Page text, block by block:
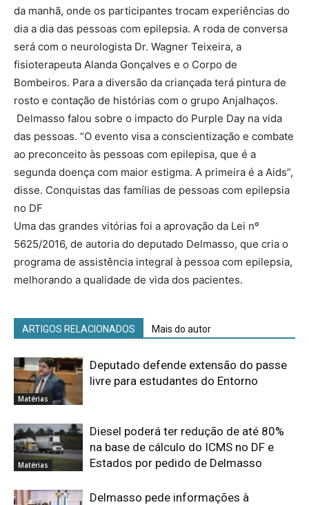
da manhã, onde os participantes trocam experiências do
dia a dia das pessoas com epilepsia. A roda de conversa
será com o neurologista Dr. Wagner Teixeira, a
fisioterapeuta Alanda Gonçalves e o Corpo de
Bombeiros. Para a diversão da criançada terá pintura de
rosto e contação de histórias com o grupo Anjalhaços.
Delmasso falou sobre o impacto do Purple Day na vida
das pessoas. “O evento visa a conscientização e combate
ao preconceito às pessoas com epilepisa, que é a
segunda doença com maior estigma. A primeira é a Aids”,
disse. Conquistas das famílias de pessoas com epilepsia
no DF
Uma das grandes vitórias foi a aprovação da Lei nº
5625/2016, de autoria do deputado Delmasso, que cria o
programa de assistência integral à pessoa com epilepsia,
melhorando a qualidade de vida dos pacientes.
ARTIGOS RELACIONADOS Mais do autor
Matérias
Deputado defende extensão do passe
livre para estudantes do Entorno
Matérias
Diesel poderá ter redução de até 80%
na base de cálculo do ICMS no DF e
Estados por pedido de Delmasso
Delmasso pede informações à